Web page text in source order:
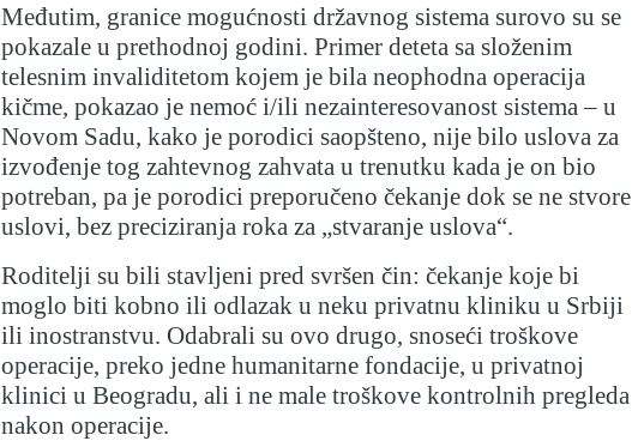
Međutim, granice mogućnosti državnog sistema surovo su se
pokazale u prethodnoj godini. Primer deteta sa složenim
telesnim invaliditetom kojem je bila neophodna operacija
kičme, pokazao je nemoć i/ili nezainteresovanost sistema – u
Novom Sadu, kako je porodici saopšteno, nije bilo uslova za
izvođenje tog zahtevnog zahvata u trenutku kada je on bio
potreban, pa je porodici preporučeno čekanje dok se ne stvore
uslovi, bez preciziranja roka za „stvaranje uslova“.
Roditelji su bili stavljeni pred svršen čin: čekanje koje bi
moglo biti kobno ili odlazak u neku privatnu kliniku u Srbiji
ili inostranstvu. Odabrali su ovo drugo, snoseći troškove
operacije, preko jedne humanitarne fondacije, u privatnoj
klinici u Beogradu, ali i ne male troškove kontrolnih pregleda
nakon operacije.